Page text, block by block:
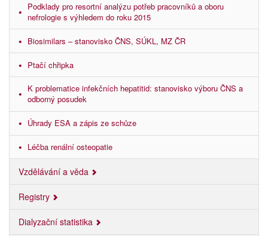
Podklady pro resortní analýzu potřeb pracovníků a oboru
nefrologie s výhledem do roku 2015
Biosimilars – stanovisko ČNS, SÚKL, MZ ČR
Ptačí chřipka
K problematice infekčních hepatitid: stanovisko výboru ČNS a
odborný posudek
Úhrady ESA a zápis ze schůze
Léčba renální osteopatie
Vzdělávání a věda
Registry
Dialyzační statistika